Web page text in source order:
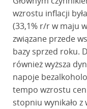
wzrostu inflacji
(33,1% r/r w maju
związane przede
bazy sprzed roku.
również wyższa
napoje
tempo wzrostu
stopniu wynikało z